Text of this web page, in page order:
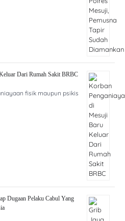
Dari Rumah Sakit BRBC
fisik maupun psikis
Dugaan Pelaku Cabul Yang